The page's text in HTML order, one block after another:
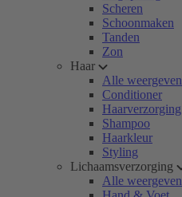
Scheren
Schoonmaken
Tanden
Zon
Haar
Alle weergeven
Conditioner
Haarverzorging
Shampoo
Haarkleur
Styling
Lichaamsverzorging
Alle weergeven